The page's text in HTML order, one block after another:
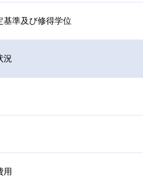
基準及び修得学位
況
用